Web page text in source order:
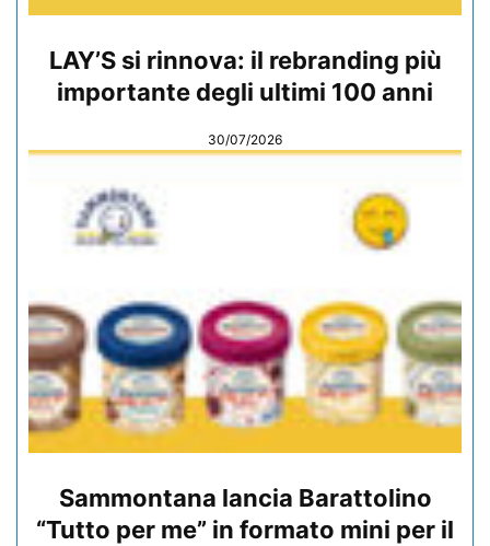
LAY’S si rinnova: il rebranding più
importante degli ultimi 100 anni
30/07/2026
Sammontana lancia Barattolino
“Tutto per me” in formato mini per il